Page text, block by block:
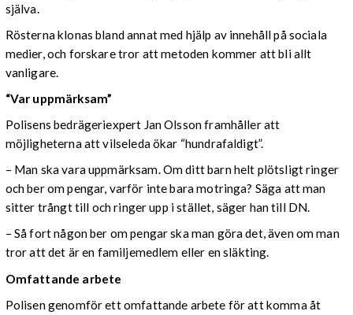
själva.
Rösterna klonas bland annat med hjälp av innehåll på sociala
medier, och forskare tror att metoden kommer att bli allt
vanligare.
“Var uppmärksam”
Polisens bedrägeriexpert Jan Olsson framhåller att
möjligheterna att vilseleda ökar “hundrafaldigt”.
– Man ska vara uppmärksam. Om ditt barn helt plötsligt ringer
och ber om pengar, varför inte bara motringa? Säga att man
sitter trångt till och ringer upp i stället, säger han till DN.
– Så fort någon ber om pengar ska man göra det, även om man
tror att det är en familjemedlem eller en släkting.
Omfattande arbete
Polisen genomför ett omfattande arbete för att komma åt